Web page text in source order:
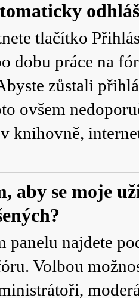
tlačítko
dobu práce na
zůstali
ovšem
knihovně,
aby se moje
panelu najdete
. Volbou